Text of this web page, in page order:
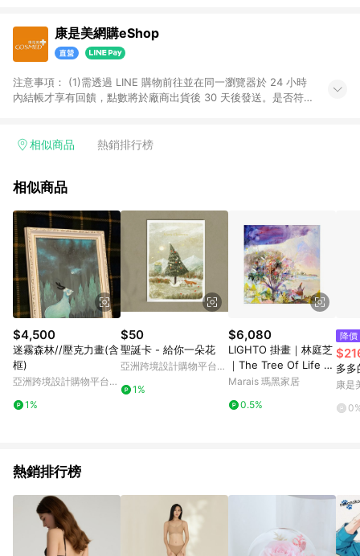
康是美網購eShop
注意事項：​ (1)需透過 LINE 購物前往並在同一瀏覽器於 24 小時
內結帳才享有回饋，點數將於廠商出貨後 30 天後發送。​是否符
黃金鑽飾/精品相關/3C數位(含周邊)/家電視聽/運動戶外/母嬰用
饋%」，將於訂單成立後由「LINE購物通知」之官方帳號訊息通
依LINE購物網站訂單成立通知為準。​​ (5)LINE購物設有「單一商
品最高回饋點數」機制 (部分時段開放「回饋無上限」)，以同一
訂單中同一商品不論件數計算，請依訂單成立當下LINE購物的回
饋機制為準。
相似商品 熱銷排行榜
相似商品
$4,500
迷霧森林//壓克力畫(含
框)
亞洲跨境設計購物平台
1%
$50
聖誕卡 - 給你一朵花
亞洲跨境設計購物平台
1%
$6,080
LIGHTO 掛畫｜林庭芝
｜The Tree Of Life -
黑色鋁框-60 x 60cm
Marais 瑪黑家居
0.5%
降價
多多
康是
熱銷排行榜